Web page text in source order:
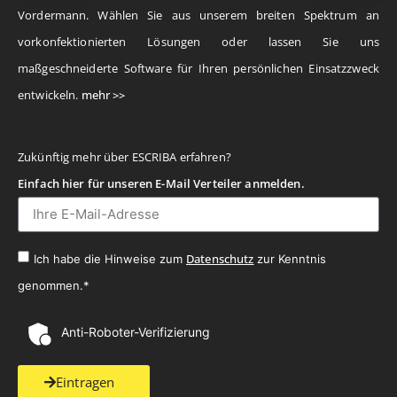
Vordermann. Wählen Sie aus unserem breiten Spektrum an
vorkonfektionierten Lösungen oder lassen Sie uns
maßgeschneiderte Software für Ihren persönlichen Einsatzzweck
entwickeln. mehr >>
Zukünftig mehr über ESCRIBA erfahren?
Einfach hier für unseren E-Mail Verteiler anmelden.
Ich habe die Hinweise zum Datenschutz zur Kenntnis
genommen.*
Anti-Roboter-Verifizierung
Eintragen